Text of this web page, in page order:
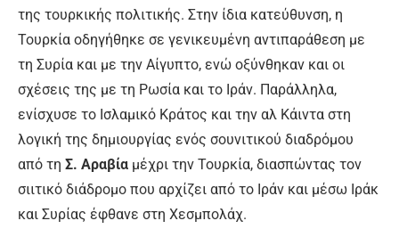
της τουρκικής πολιτικής. Στην ίδια κατεύθυνση, η
Τουρκία οδηγήθηκε σε γενικευμένη αντιπαράθεση με
τη Συρία και με την Αίγυπτο, ενώ οξύνθηκαν και οι
σχέσεις της με τη Ρωσία και το Ιράν. Παράλληλα,
ενίσχυσε το Ισλαμικό Κράτος και την αλ Κάιντα στη
λογική της δημιουργίας ενός σουνιτικού διαδρόμου
από τη Σ. Αραβία μέχρι την Τουρκία, διασπώντας τον
σιιτικό διάδρομο που αρχίζει από το Ιράν και μέσω Ιράκ
και Συρίας έφθανε στη Χεσμπολάχ.